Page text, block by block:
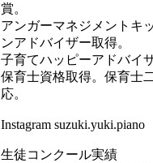
賞。
アンガーマネジメントキ
ンアドバイザー取得。
子育てハッピーアドバイザ
保育士資格取得。保育士
応。
Instagram suzuki.yuki.piano
生徒コンクール実績